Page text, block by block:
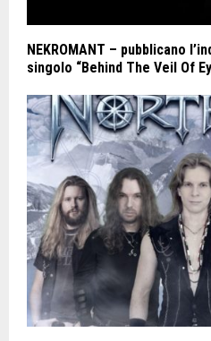
NEKROMANT – pubblicano
singolo “Behind The Veil Of